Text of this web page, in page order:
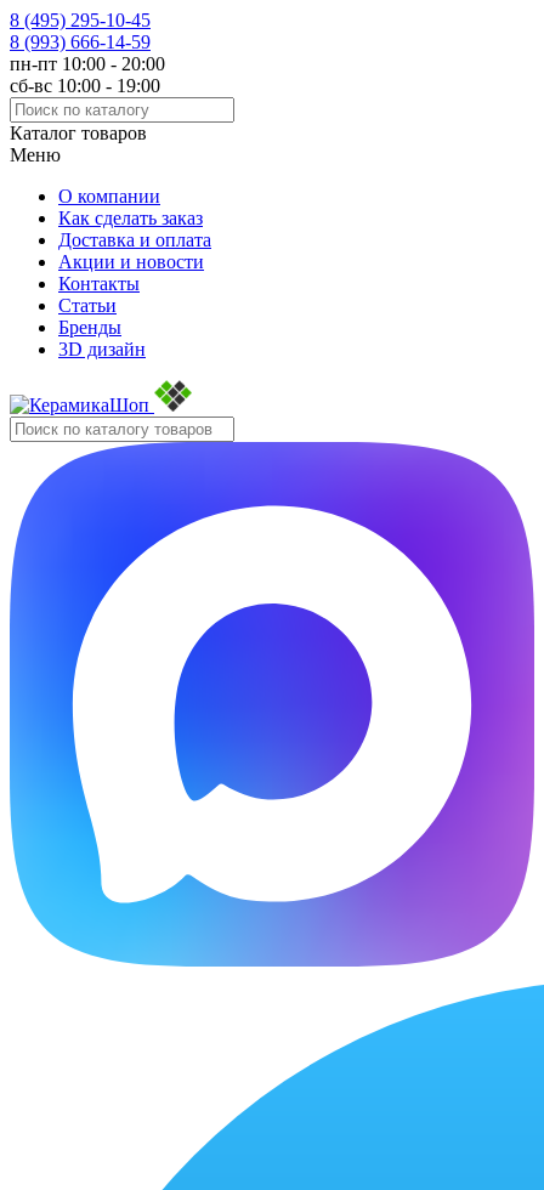
8 (495) 295-10-45
8 (993) 666-14-59
пн-пт 10:00 - 20:00
сб-вс 10:00 - 19:00
Каталог товаров
Меню
О компании
Как сделать заказ
Доставка и оплата
Акции и новости
Контакты
Статьи
Бренды
3D дизайн